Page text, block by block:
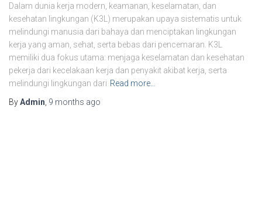
Dalam dunia kerja modern, keamanan, keselamatan, dan
kesehatan lingkungan (K3L) merupakan upaya sistematis untuk
melindungi manusia dari bahaya dan menciptakan lingkungan
kerja yang aman, sehat, serta bebas dari pencemaran. K3L
memiliki dua fokus utama: menjaga keselamatan dan kesehatan
pekerja dari kecelakaan kerja dan penyakit akibat kerja, serta
melindungi lingkungan dari Read more…
ByAdmin 9 months ago